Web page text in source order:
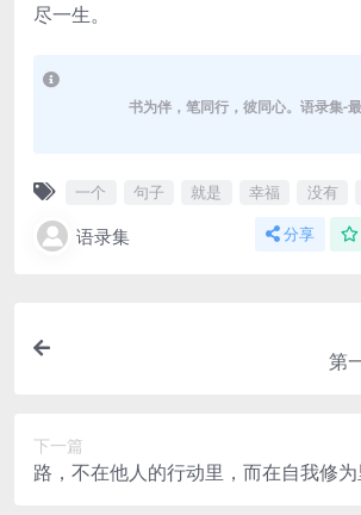
尽一生。
书为伴，笔同行，彼同心。语录集-
一个 句子 就是 幸福 没有
语录集 分享
第
下一篇
路，不在他人的行动里，而在自我修为